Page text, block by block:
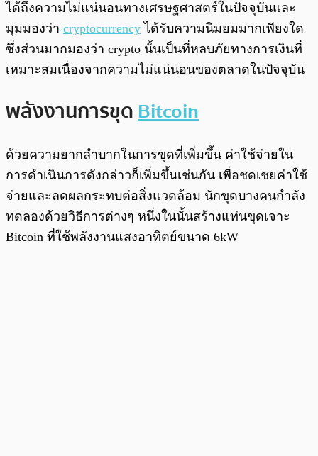
ได้ถึงความไม่แน่นอนทางเศรษฐศาสตร์ในปัจจุบันและ
มุมมองว่า cryptocurrency ได้รับความนิมยมมากเพียงใด
ซึ่งส่วนมากมองว่า crypto นั้นเป็นที่หลบภัยทางการเงินที่
เหมาะสมเนื่องจากความไม่แน่นอนของตลาดในปัจจุบัน
พลังงานการขุดBitcoin
ด้วยความยากลำบากในการขุดที่เพิ่มขึ้น ค่าใช้จ่ายใน
การดำเนินการดังกล่าวก็เพิ่มขึ้นเช่นกัน เพื่อชดเชยค่าใช้
จ่ายและลดผลกระทบต่อสิ่งแวดล้อม นักขุดบางคนกำลัง
ทดลองด้วยวิธีการต่างๆ หนึ่งในนั้นสร้างแท่นขุดเจาะ
Bitcoin ที่ใช้พลังงานแสงอาทิตย์ขนาด 6kW